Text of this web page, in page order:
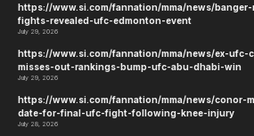
https://www.si.com/fannation/mma/news/
fights-revealed-ufc-edmonton-event
July 29, 2026
https://www.si.com/fannation/mma/news/ex-ufc-
misses-out-rankings-bump-ufc-abu-dhabi-win
July 29, 2026
https://www.si.com/fannation/mma/news/conor-
date-for-final-ufc-fight-following-knee-injury
July 28, 2026